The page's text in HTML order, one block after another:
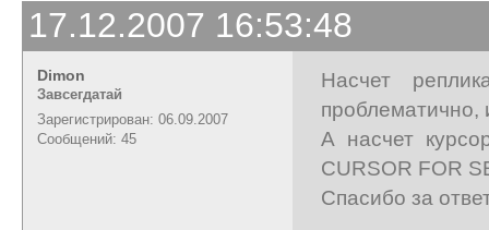
17.12.2007 16:53:48
Dimon
Завсегдатай
Зарегистрирован: 06.09.2007
Сообщений: 45
Насчет
проблематично,
А насчет
CURSOR FOR
Спасибо за